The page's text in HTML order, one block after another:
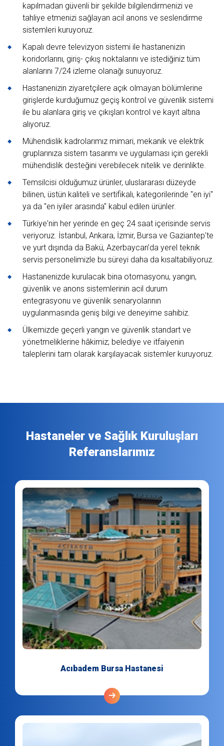
kapılmadan güvenli bir şekilde bilgilendirmenizi ve
tahliye etmenizi sağlayan acil anons ve seslendirme
sistemleri kuruyoruz.
Kapalı devre televizyon sistemi ile hastanenizin
koridorlarını, giriş- çıkış noktalarını ve istediğiniz tüm
alanlarını 7/24 izleme olanağı sunuyoruz.
Hastanenizin ziyaretçilere açık olmayan bölümlerine
girişlerde kurduğumuz geçiş kontrol ve güvenlik sistemi
ile bu alanlara giriş ve çıkışları kontrol ve kayıt altına
alıyoruz.
Mühendislik kadrolarımız mimari, mekanik ve elektrik
gruplarınıza sistem tasarımı ve uygulaması için gerekli
mühendislik desteğini verebilecek nitelik ve derinlikte.
Temsilcisi olduğumuz ürünler, uluslararası düzeyde
bilinen, üstün kaliteli ve sertifikalı, kategorilerinde "en iyi"
ya da "en iyiler arasında" kabul edilen ürünler.
Türkiye'nin her yerinde en geç 24 saat içerisinde servis
veriyoruz. İstanbul, Ankara, İzmir, Bursa ve Gaziantep'te
ve yurt dışında da Bakü, Azerbaycan’da yerel teknik
servis personelimizle bu süreyi daha da kısaltabiliyoruz.
Hastanenizde kurulacak bina otomasyonu, yangın,
güvenlik ve anons sistemlerinin acil durum
entegrasyonu ve güvenlik senaryolarının
uygulanmasında geniş bilgi ve deneyime sahibiz.
Ülkemizde geçerli yangın ve güvenlik standart ve
yönetmeliklerine hâkimiz; belediye ve itfaiyenin
taleplerini tam olarak karşılayacak sistemler kuruyoruz.
Hastaneler ve Sağlık Kuruluşları
Referanslarımız
Acıbadem Bursa Hastanesi